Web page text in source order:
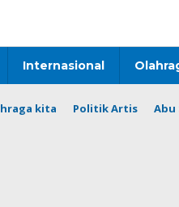
Internasional
kita Politik Artis Abu